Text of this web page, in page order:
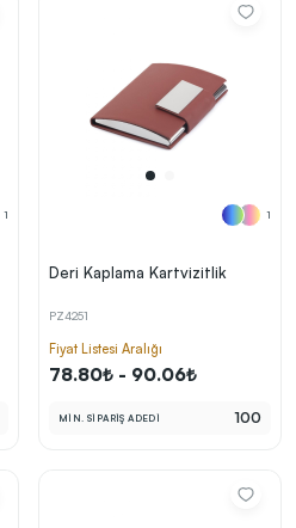
1 1
Deri Kaplama Kartvizitlik
PZ4251
Fiyat Listesi Aralığı
78.80₺ - 90.06₺
MİN. SİPARİŞ ADEDİ 100